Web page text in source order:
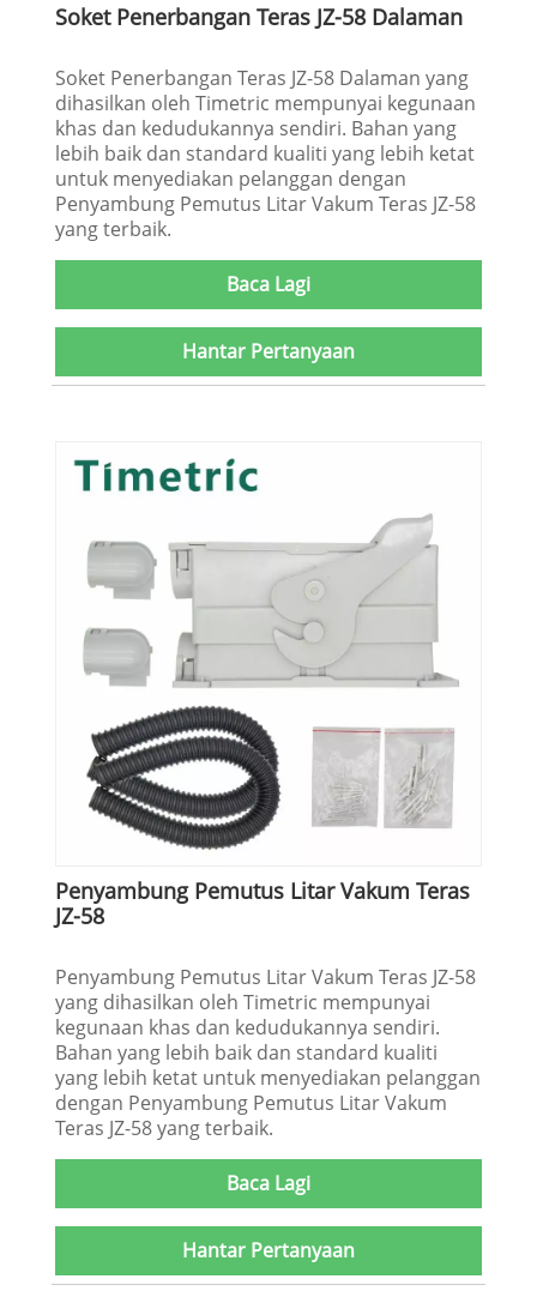
Soket Penerbangan Teras JZ-58 Dalaman
Soket Penerbangan Teras JZ-58 Dalaman yang
dihasilkan oleh Timetric mempunyai kegunaan
khas dan kedudukannya sendiri. Bahan yang
lebih baik dan standard kualiti yang lebih ketat
untuk menyediakan pelanggan dengan
Penyambung Pemutus Litar Vakum Teras JZ-58
yang terbaik.
Baca Lagi
Hantar Pertanyaan
Penyambung Pemutus Litar Vakum Teras
JZ-58
Penyambung Pemutus Litar Vakum Teras JZ-58
yang dihasilkan oleh Timetric mempunyai
kegunaan khas dan kedudukannya sendiri.
Bahan yang lebih baik dan standard kualiti
yang lebih ketat untuk menyediakan pelanggan
dengan Penyambung Pemutus Litar Vakum
Teras JZ-58 yang terbaik.
Baca Lagi
Hantar Pertanyaan